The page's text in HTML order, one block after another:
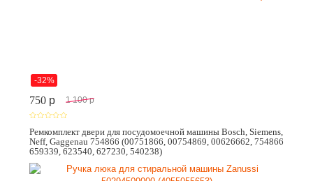
-32%
750 p 1 100 p
Ремкомплект двери для посудомоечной машины Bosch, Siemens,
Neff, Gaggenau 754866 (00751866, 00754869, 00626662, 754866
659339, 623540, 627230, 540238)